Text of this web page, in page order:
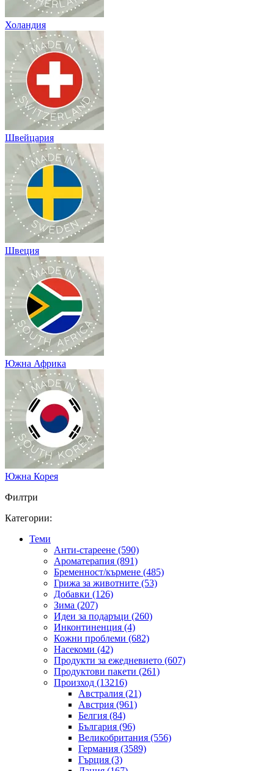
Холандия
Швейцария
Швеция
Южна Африка
Южна Корея
Филтри
Категории:
Теми
Анти-стареене (590)
Ароматерапия (891)
Бременност/кърмене (485)
Грижа за животните (53)
Добавки (126)
Зима (207)
Идеи за подаръци (260)
Инконтиненция (4)
Кожни проблеми (682)
Насекоми (42)
Продукти за ежедневието (607)
Продуктови пакети (261)
Произход (13216)
Австралия (21)
Австрия (961)
Белгия (84)
България (96)
Великобритания (556)
Германия (3589)
Гърция (3)